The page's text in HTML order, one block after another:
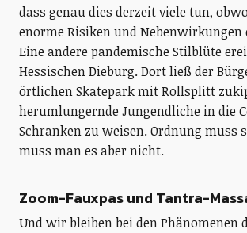
dass genau dies derzeit viele tun,
enorme Risiken und Nebenwirkungen
Eine andere pandemische Stilblüte
Hessischen Dieburg. Dort ließ der
örtlichen Skatepark mit Rollsplitt
herumlungernde Jungendliche in die
Schranken zu weisen. Ordnung muss
muss man es aber nicht.
Zoom-Fauxpas und Tantra-
Und wir bleiben bei den Phänomenen